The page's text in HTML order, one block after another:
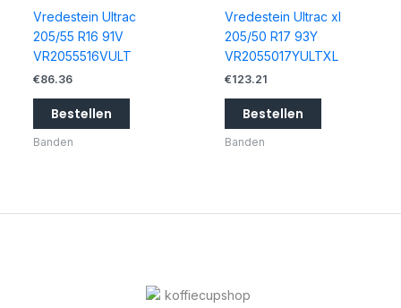
Vredestein Ultrac
205/55 R16 91V
VR2055516VULT
€86.36
Bestellen
Banden
Vredestein Ultrac xl
205/50 R17 93Y
VR2055017YULTXL
€123.21
Bestellen
Banden